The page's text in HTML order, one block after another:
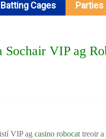
Batting Cages Parties
Sochair VIP ag
VIP ag casino robocat treoir a